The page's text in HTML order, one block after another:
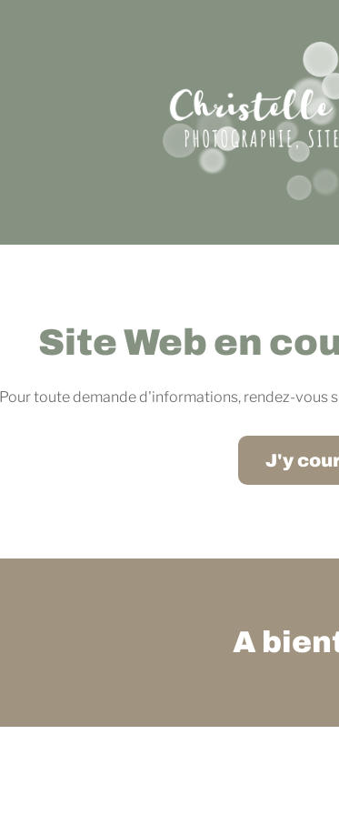
Site Web en
Pour toute demande d'informations, rendez-vous
J'y
A